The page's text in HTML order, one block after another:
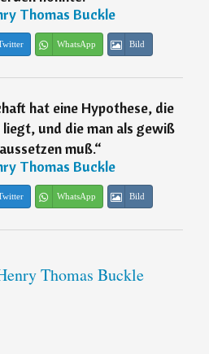
Thomas Buckle
WhatsApp Bild
hat eine Hypothese, die
und die man als gewiß
muß.“
Thomas Buckle
WhatsApp Bild
Thomas Buckle